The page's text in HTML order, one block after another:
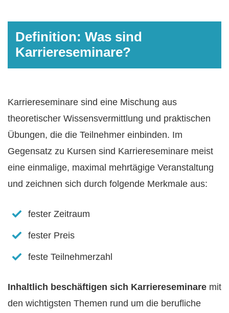
Definition: Was sind
Karriereseminare?
Karriereseminare sind eine Mischung aus
theoretischer Wissensvermittlung und praktischen
Übungen, die die Teilnehmer einbinden. Im
Gegensatz zu Kursen sind Karriereseminare meist
eine einmalige, maximal mehrtägige Veranstaltung
und zeichnen sich durch folgende Merkmale aus:
fester Zeitraum
fester Preis
feste Teilnehmerzahl
Inhaltlich beschäftigen sich Karriereseminare mit
den wichtigsten Themen rund um die berufliche